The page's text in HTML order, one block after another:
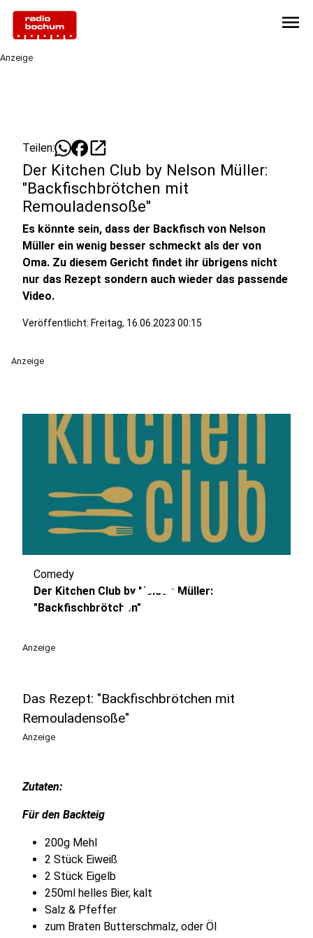
menu
Anzeige
Teilen: open_in_new
Der Kitchen Club by Nelson Müller:
"Backfischbrötchen mit
Remouladensoße"
Es könnte sein, dass der Backfisch von Nelson
Müller ein wenig besser schmeckt als der von
Oma. Zu diesem Gericht findet ihr übrigens nicht
nur das Rezept sondern auch wieder das passende
Video.
Veröffentlicht: Freitag, 16.06.2023 00:15
Anzeige
play_circle
Comedy
Der Kitchen Club by Nelson Müller:
"Backfischbrötchen"
Anzeige
Das Rezept: "Backfischbrötchen mit
Remouladensoße"
Anzeige
Zutaten:
Für den Backteig
200g Mehl
2 Stück Eiweiß
2 Stück Eigelb
250ml helles Bier, kalt
Salz & Pfeffer
zum Braten Butterschmalz, oder Öl